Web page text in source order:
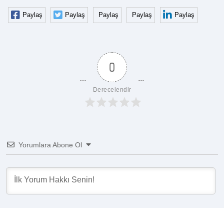
Paylaş Paylaş Paylaş Paylaş Paylaş
0
Derecelendir
Yorumlara Abone Ol